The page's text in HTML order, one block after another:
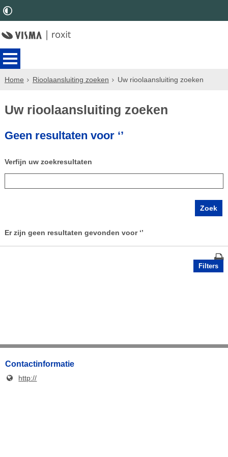
Home Rioolaansluiting zoeken Uw rioolaansluiting zoeken
Uw rioolaansluiting zoeken
Geen resultaten voor ‘’
Verfijn uw zoekresultaten
Er zijn geen resultaten gevonden voor ‘’
Filters
Contactinformatie
http://